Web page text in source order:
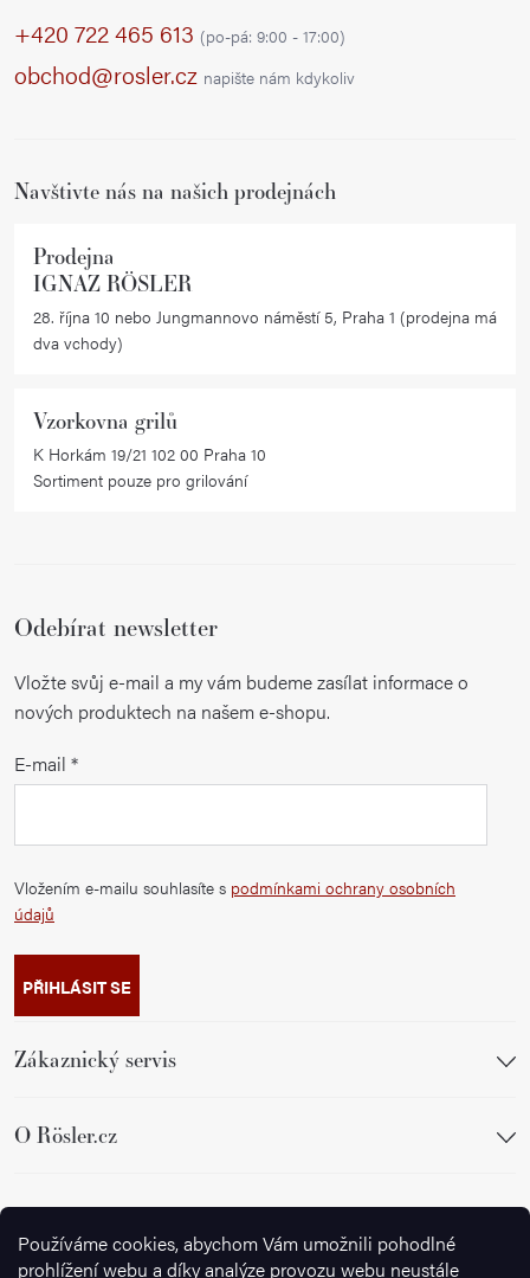
Používáme cookies, abychom Vám umožnili pohodlné
prohlížení webu a díky analýze provozu webu neustále
+420 722 465 613 (po-pá: 9:00 - 17:00)
obchod@rosler.cz napište nám kdykoliv
Navštivte nás na našich prodejnách
Prodejna
IGNAZ RÖSLER
28. října 10 nebo Jungmannovo náměstí 5, Praha 1 (prodejna má
dva vchody)
Vzorkovna grilů
K Horkám 19/21 102 00 Praha 10
Sortiment pouze pro grilování
Odebírat newsletter
Vložte svůj e-mail a my vám budeme zasílat informace o
nových produktech na našem e-shopu.
E-mail
Vložením e-mailu souhlasíte s podmínkami ochrany osobních
údajů
PŘIHLÁSIT SE
Zákaznický servis
O Rösler.cz
Sledujte nás